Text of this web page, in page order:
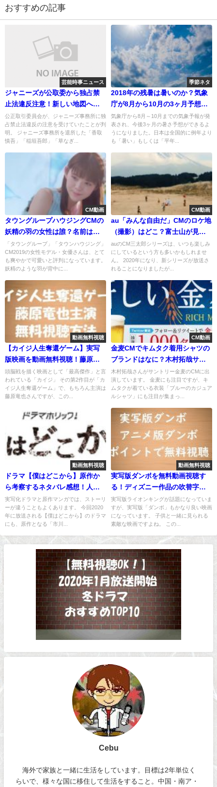
おすすめの記事
芸能時事ニュース
ジャニーズが公取委から独占禁
止法違反注意！新しい地図へ圧
力は事実！
公正取引委員会が、ジャニーズ事務所に独
占禁止法違反の注意を受けていたことが判
明。 ジャニーズ事務所を退所した「香取
慎吾」「稲垣吾郎」「草なぎ...
季節ネタ
2018年の残暑は暑いのか？気象
庁が8月から10月の3ヶ月予想を
発表
気象庁から8月～10月までの気象予報が発
表され、今後3ヶ月の暑さ予想ができるよ
うになりました。日本は全国的に例年より
も「暑い」もしくは「平年...
CM動画
タウングループハウジングCMの
妖精の羽の女性は誰？名前は？
画像やプロフ紹介
「タウングループ」「タウンハウジング」
CM2019の女性モデル・女優さんは、とて
も爽やかで可愛いと評判になっています。
妖精のような羽が背中に...
CM動画
au「みんな自由だ」CMのロケ地
（撮影）はどこ？富士山が見え
る場所はどこ？
auのCM三太郎シリーズは、いつも楽しみ
にしているという方も多いかもしれませ
ん。 2020年になり、新シリーズが放送さ
れることになりましたが...
動画無料視聴
【カイジ人生奪還ゲーム】実写
版映画を動画無料視聴！藤原竜
也主演！あらすじ感想も紹介！
頭脳戦を描く映画として「最高傑作」と言
われている「カイジ」 その第2作目が「カ
イジ人生奪還ゲーム」で、もちろん主演は
藤原竜也さんですが、この...
CM動画
金麦CMでキムタク着用シャツの
ブランドはなに？木村拓哉サン
トリーCM！
木村拓哉さんがサントリー金麦のCMに出
演しています。 金麦にも注目ですが、キ
ムタクが着ている衣装「ブルーのカジュア
ルシャツ」にも注目が集まっ...
動画無料視聴
ドラマ【僕はどこから】原作か
ら考察するネタバレ感想！人気
ヤンマガ連載漫画が実写化！
実写化ドラマと原作マンガでは、ストーリ
ーが違うこともよくあります。 今回2020
年に放送される【僕はどこから】のドラマ
にも、原作となる「市川...
動画無料視聴
実写版ダンボを無料動画視聴す
る！ディズニー作品の吹替字幕
も選択OK！
実写版ライオンキングが話題になっていま
すが、実写版「ダンボ」もかなり良い映画
になっています。 子供と一緒に見られる
素敵な映画ですよね。 この...
Cebu
海外で家族と一緒に生活をしています。目標は2年単位く
らいで、様々な国に移住して生活をすること。中国・南ア・